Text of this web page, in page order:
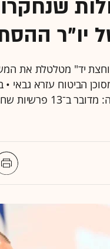
יו"ר
יד" מטלטלת את
בנובמבר מחשש